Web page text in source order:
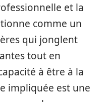
et la
comme un
qui jonglent
tout en
à être à la
impliquée est une